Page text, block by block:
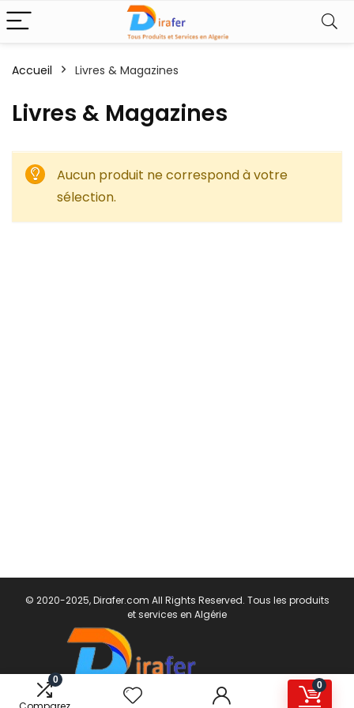
0
0
Accueil Livres & Magazines
Livres & Magazines
Aucun produit ne correspond à votre
sélection.
© 2020-2025, Dirafer.com All Rights Reserved. Tous les produits
et services en Algérie